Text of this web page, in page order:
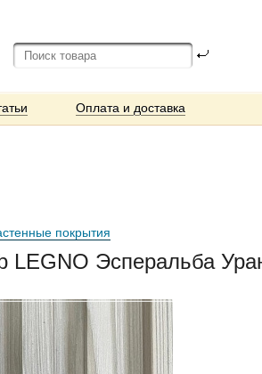
Оплата и доставка
покрытия
LEGNO Эсперальба